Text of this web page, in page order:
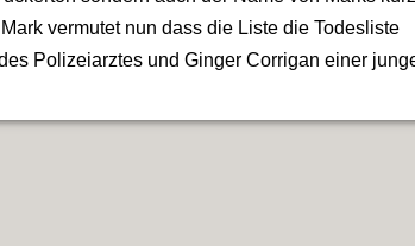
vermutet nun dass die Liste die Todesliste
Polizeiarztes und Ginger Corrigan einer